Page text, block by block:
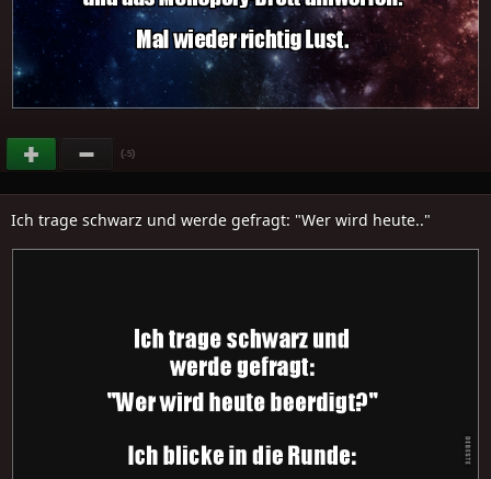
(-5)
Ich trage schwarz und werde gefragt: "Wer wird heute.."